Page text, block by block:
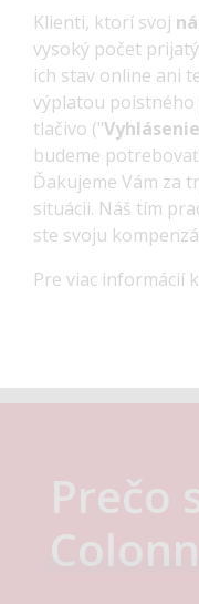
Poistenie bicyklov
Využívate bicykel na
vyťahujete len
ochránime v každom
ste sa vybrali.
Prečo
Klienti, ktorí svoj
vysoký počet
ich stav online ani
výplatou poistného
tlačivo ("
budeme
Ďakujeme Vám za
situácii. Náš tím
ste svoju
Pre viac informácií